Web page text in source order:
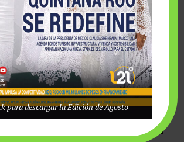
para descargar la Edición de Agosto